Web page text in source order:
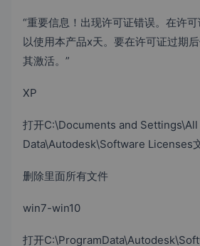
“重要信息！出现许可证错误。在许
以使用本产品x天。要在许可证过期
其激活。”
XP
打开C:\Documents and
Data\Autodesk\Software Licenses
删除里面所有文件
win7-win10
打开